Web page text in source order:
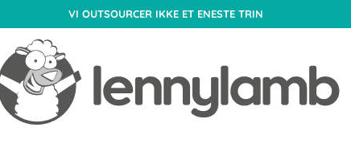
VI OUTSOURCER IKKE ET ENESTE TRIN